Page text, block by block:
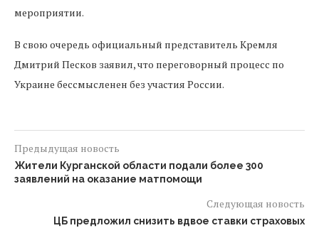
мероприятии.
В свою очередь официальный представитель Кремля
Дмитрий Песков заявил, что переговорный процесс по
Украине бессмысленен без участия России.
Предыдущая новость
Жители Курганской области подали более 300
заявлений на оказание матпомощи
Следующая новость
ЦБ предложил снизить вдвое ставки страховых